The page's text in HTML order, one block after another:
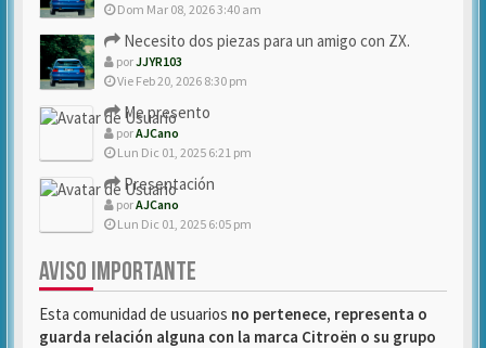
Dom Mar 08, 2026 3:40 am
Necesito dos piezas para un amigo con ZX.
porJJYR103
Vie Feb 20, 2026 8:30 pm
Me presento
porAJCano
Lun Dic 01, 2025 6:21 pm
Presentación
porAJCano
Lun Dic 01, 2025 6:05 pm
AVISO IMPORTANTE
Esta comunidad de usuarios no pertenece, representa o
guarda relación alguna con la marca Citroën o su grupo